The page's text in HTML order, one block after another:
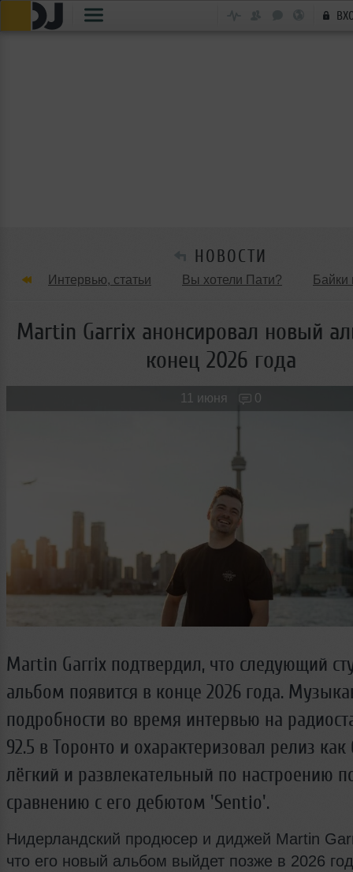
НОВОСТИ
Интервью, статьи Вы хотели Пати? Байки
Танцевальные стили Обзоры Вечеринок и
Мужчина & Женщина
Martin Garrix анонсировал новый
конец 2026 года
11 июня 0
Martin Garrix подтвердил, что следующий
альбом появится в конце 2026 года.
подробности во время интервью на
92.5 в Торонто и охарактеризовал релиз как
лёгкий и развлекательный по настроению
сравнению с его дебютом 'Sentio'.
Нидерландский продюсер и диджей Martin
что его новый альбом выйдет позже в 2026